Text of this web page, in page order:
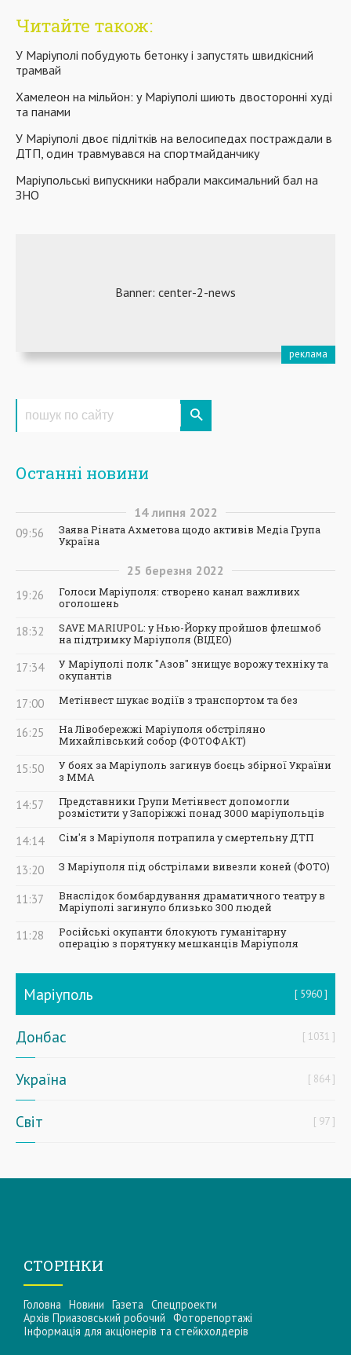
Читайте також:
У Маріуполі побудують бетонку і запустять швидкісний
трамвай
Хамелеон на мільйон: у Маріуполі шиють двосторонні худі
та панами
У Маріуполі двоє підлітків на велосипедах постраждали в
ДТП, один травмувався на спортмайданчику
Маріупольські випускники набрали максимальний бал на
ЗНО
Останні новини
14 липня 2022
09:56
Заява Ріната Ахметова щодо активів Медіа Група
Україна
25 березня 2022
19:26
Голоси Маріуполя: створено канал важливих
оголошень
18:32
SAVE MARIUPOL: у Нью-Йорку пройшов флешмоб
на підтримку Маріуполя (ВІДЕО)
17:34
У Маріуполі полк "Азов" знищує ворожу техніку та
окупантів
17:00 Метінвест шукає водіїв з транспортом та без
16:25
На Лівобережжі Маріуполя обстріляно
Михайлівський собор (ФОТОФАКТ)
15:50
У боях за Маріуполь загинув боєць збірної України
з ММА
14:57
Представники Групи Метінвест допомогли
розмістити у Запоріжжі понад 3000 маріупольців
14:14 Сім'я з Маріуполя потрапила у смертельну ДТП
13:20 З Маріуполя під обстрілами вивезли коней (ФОТО)
11:37
Внаслідок бомбардування драматичного театру в
Маріуполі загинуло близько 300 людей
11:28
Російські окупанти блокують гуманітарну
операцію з порятунку мешканців Маріуполя
Маріуполь 5960
Донбас 1031
Україна 864
Світ 97
СТОРІНКИ
Головна Новини Газета Спецпроекти
Архів Приазовський робочий Фоторепортажі
Інформацiя для акцiонерiв та стейкхолдерiв